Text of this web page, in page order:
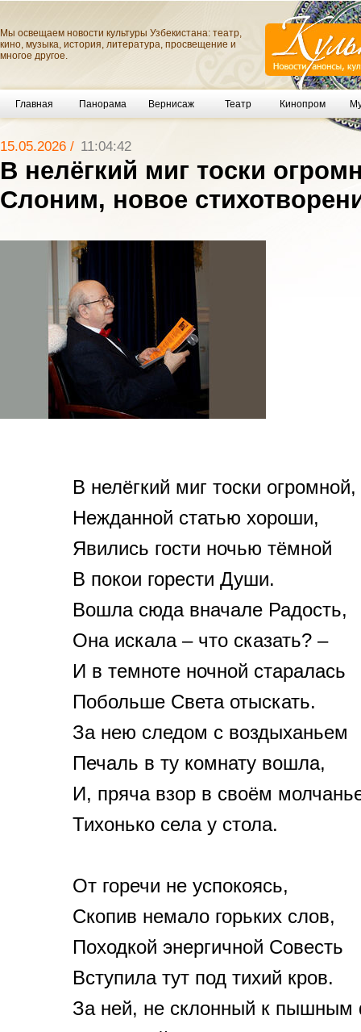
Мы освещаем новости культуры Узбекистана: театр,
кино, музыка, история, литература, просвещение и
многое другое.
Главная Панорама Вернисаж Театр Кинопром
15.05.2026 / 11:04:42
В нелёгкий миг тоски
Слоним, новое
В нелёгкий миг тоски огромной,
Нежданной статью хороши,
Явились гости ночью тёмной
В покои горести Души.
Вошла сюда вначале Радость,
Она искала – что сказать? –
И в темноте ночной старалась
Побольше Света отыскать.
За нею следом с воздыханьем
Печаль в ту комнату вошла,
И, пряча взор в своём
Тихонько села у стола.
От горечи не успокоясь,
Скопив немало горьких слов,
Походкой энергичной Совесть
Вступила тут под тихий кров.
За ней, не склонный к пышным